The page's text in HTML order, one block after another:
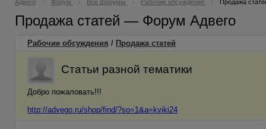
Адвего Форум Все форумы Рабочие обсуждения Продажа
Продажа статей — Форум Адвего
Рабочие обсуждения / Продажа статей
Статьи разной тематики
Добро пожаловать!!!
http://advego.ru/shop/find/?so=1&a=kviki24